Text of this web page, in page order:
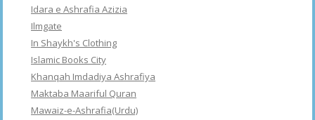
Idara e Ashrafia Azizia
Ilmgate
In Shaykh's Clothing
Islamic Books City
Khanqah Imdadiya Ashrafiya
Maktaba Maariful Quran
Mawaiz-e-Ashrafia(Urdu)